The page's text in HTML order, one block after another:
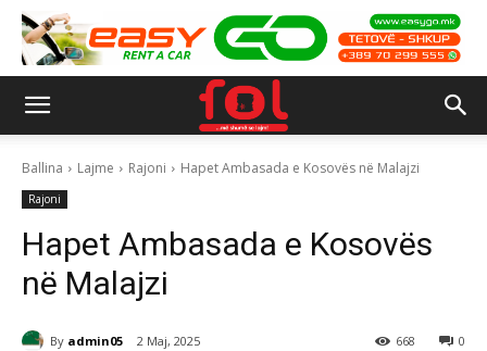
Ballina Lajme Rajoni Hapet Ambasada e Kosovës në Malajzi
Rajoni
Hapet Ambasada e Kosovës
në Malajzi
By admin05 2 Maj, 2025 0
668